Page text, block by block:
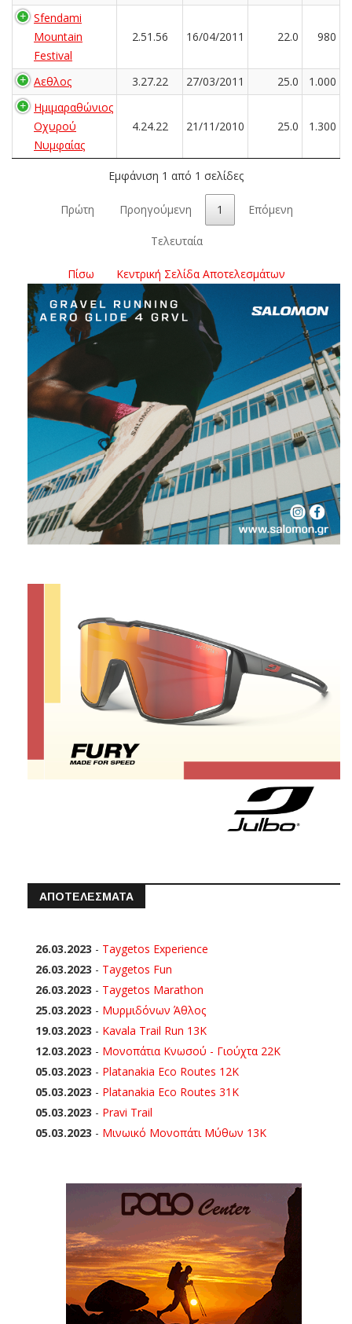
Sfendami
Mountain
Festival
2.51.56 16/04/2011 22.0 980
Αεθλος 3.27.22 27/03/2011 25.0
1.000
Ημιμαραθώνιος
Οχυρού
Νυμφαίας
4.24.22 21/11/2010 25.0 1.300
Εμφάνιση 1 από 1 σελίδες
Πρώτη Προηγούμενη 1 Επόμενη
Τελευταία
Πίσω Κεντρική Σελίδα Αποτελεσμάτων
ΑΠΟΤΕΛΕΣΜΑΤΑ
26.03.2023 - Taygetos Experience
26.03.2023 - Taygetos Fun
26.03.2023 - Taygetos Marathon
25.03.2023 - Μυρμιδόνων Άθλος
19.03.2023 - Kavala Trail Run 13K
12.03.2023 - Μονοπάτια Κνωσού - Γιούχτα 22Κ
05.03.2023 - Platanakia Eco Routes 12K
05.03.2023 - Platanakia Eco Routes 31K
05.03.2023 - Pravi Trail
05.03.2023 - Μινωικό Μονοπάτι Μύθων 13Κ